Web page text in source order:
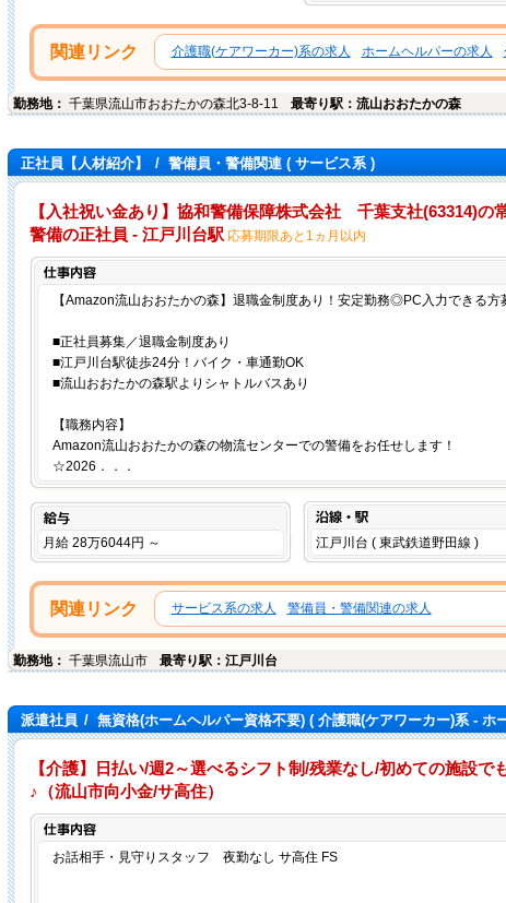
関連リンク 介護職(ケアワーカー)系の求人 ホームヘルパーの求人
勤務地： 千葉県流山市おおたかの森北3-8-11 最寄り駅：流山おおたかの森
正社員【人材紹介】 / 警備員・警備関連( サービス系 )
【入社祝い金あり】協和警備保障株式会社 千葉支社(63314)の
警備の正社員 - 江戸川台駅応募期限あと1ヵ月以内
【Amazon流山おおたかの森】退職金制度あり！安定勤務◎PC入力できる
■正社員募集／退職金制度あり
■江戸川台駅徒歩24分！バイク・車通勤OK
■流山おおたかの森駅よりシャトルバスあり
【職務内容】
Amazon流山おおたかの森の物流センターでの警備をお任せします！
☆2026．．．
給与
月給 28万6044円 ～ 江戸川台 ( 東武鉄道野田線 )
関連リンク サービス系の求人 警備員・警備関連の求人
勤務地： 千葉県流山市 最寄り駅：江戸川台
派遣社員 / 無資格(ホームヘルパー資格不要)( 介護職(ケアワーカー)系 - ホ
【介護】日払い/週2～選べるシフト制/残業なし/初めての施設で
♪（流山市向小金/サ高住）
お話相手・見守りスタッフ 夜勤なし サ高住 FS